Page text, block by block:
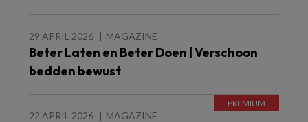
29 APRIL 2026 MAGAZINE
Beter Laten en Beter Doen | Verschoon
bedden bewust
22 APRIL 2026 MAGAZINE